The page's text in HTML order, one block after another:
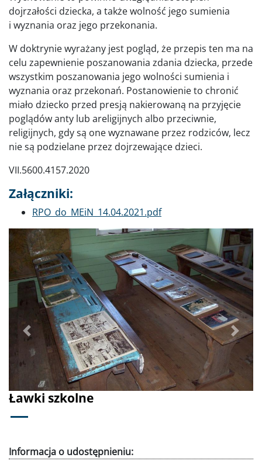
dojrzałości dziecka, a także wolność jego sumienia
i wyznania oraz jego przekonania.
W doktrynie wyrażany jest pogląd, że przepis ten ma na
celu zapewnienie poszanowania zdania dziecka, przede
wszystkim poszanowania jego wolności sumienia i
wyznania oraz przekonań. Postanowienie to chronić
miało dziecko przed presją nakierowaną na przyjęcie
poglądów anty lub areligijnych albo przeciwnie,
religijnych, gdy są one wyznawane przez rodziców, lecz
nie są podzielane przez dojrzewające dzieci.
VII.5600.4157.2020
Załączniki:
Dokument
RPO_do_MEiN_14.04.2021.pdf
Ławki szkolne
Poprzednie Dalej
Informacja o udostępnieniu: